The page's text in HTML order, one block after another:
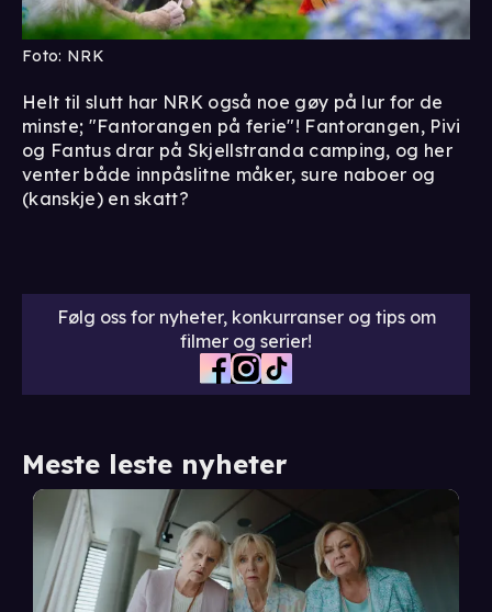
Foto: NRK
Helt til slutt har NRK også noe gøy på lur for de
minste; "Fantorangen på ferie"! Fantorangen, Pivi
og Fantus drar på Skjellstranda camping, og her
venter både innpåslitne måker, sure naboer og
(kanskje) en skatt?
Følg oss for nyheter, konkurranser og tips om
filmer og serier!
Meste leste nyheter